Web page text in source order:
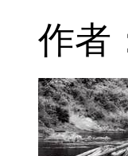
作者